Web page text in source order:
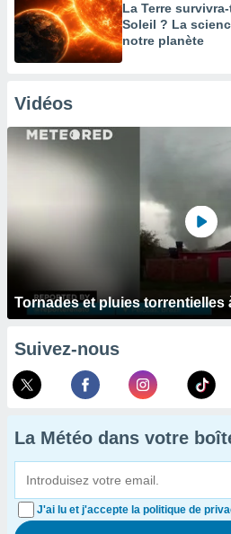
La Terre
Soleil ? La
notre planète
Vidéos
Tornades et pluies torrentielles
Suivez-nous
La Météo dans votre
J'ai lu et j'accepte la politique de